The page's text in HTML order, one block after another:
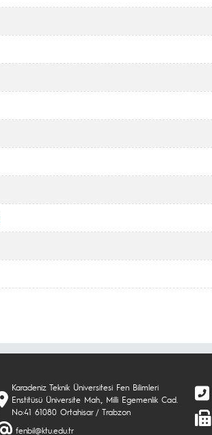
Karadeniz Teknik Üniversitesi Fen Bilimleri
Enstitüsü Üniversite Mah., Milli Egemenlik Cad.
No:41 61080 Ortahisar / Trabzon
fenbil@ktu.edu.tr